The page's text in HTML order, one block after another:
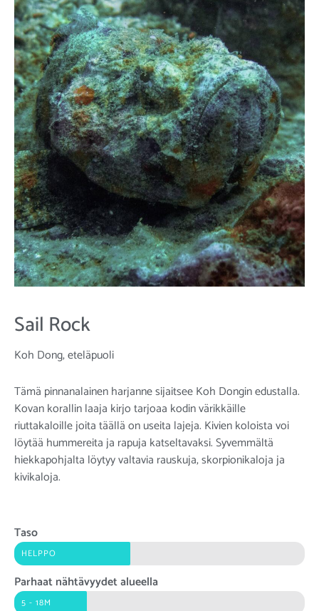
Sail Rock
Koh Dong, eteläpuoli
Tämä pinnanalainen harjanne sijaitsee Koh Dongin edustalla.
Kovan korallin laaja kirjo tarjoaa kodin värikkäille
riuttakaloille joita täällä on useita lajeja. Kivien koloista voi
löytää hummereita ja rapuja katseltavaksi. Syvemmältä
hiekkapohjalta löytyy valtavia rauskuja, skorpionikaloja ja
kivikaloja.
Taso
HELPPO
Parhaat nähtävyydet alueella
5 - 18M